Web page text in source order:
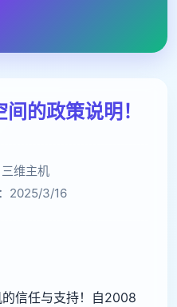
的政策说明！
维主机
2025/3/16
信任与支持！自2008